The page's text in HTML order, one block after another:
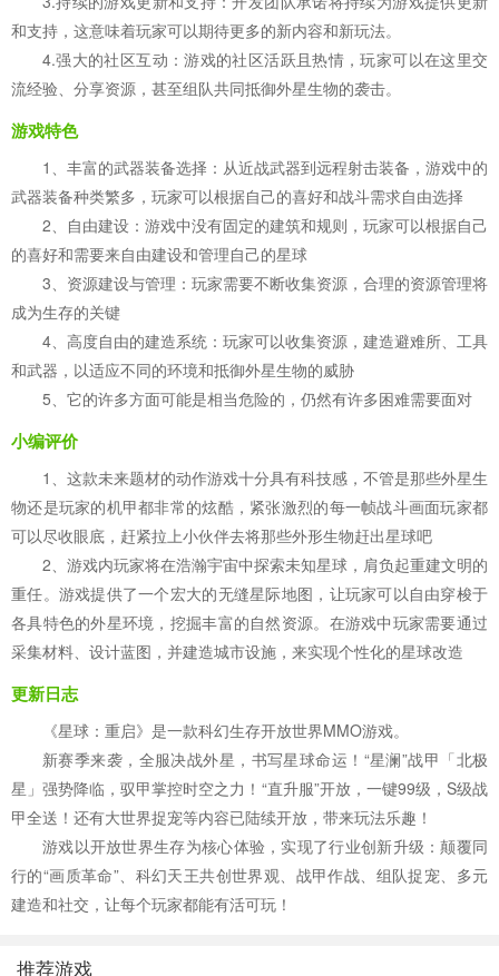
和支持，这意味着玩家可以期待更多的新内容和新玩法。
4.强大的社区互动：游戏的社区活跃且热情，玩家可以在这里交
流经验、分享资源，甚至组队共同抵御外星生物的袭击。
游戏特色
1、丰富的武器装备选择：从近战武器到远程射击装备，游戏中的
武器装备种类繁多，玩家可以根据自己的喜好和战斗需求自由选择
2、自由建设：游戏中没有固定的建筑和规则，玩家可以根据自己
的喜好和需要来自由建设和管理自己的星球
3、资源建设与管理：玩家需要不断收集资源，合理的资源管理将
成为生存的关键
4、高度自由的建造系统：玩家可以收集资源，建造避难所、工具
和武器，以适应不同的环境和抵御外星生物的威胁
5、它的许多方面可能是相当危险的，仍然有许多困难需要面对
小编评价
1、这款未来题材的动作游戏十分具有科技感，不管是那些外星生
物还是玩家的机甲都非常的炫酷，紧张激烈的每一帧战斗画面玩家都
可以尽收眼底，赶紧拉上小伙伴去将那些外形生物赶出星球吧
2、游戏内玩家将在浩瀚宇宙中探索未知星球，肩负起重建文明的
重任。游戏提供了一个宏大的无缝星际地图，让玩家可以自由穿梭于
各具特色的外星环境，挖掘丰富的自然资源。在游戏中玩家需要通过
采集材料、设计蓝图，并建造城市设施，来实现个性化的星球改造
更新日志
《星球：重启》是一款科幻生存开放世界MMO游戏。
新赛季来袭，全服决战外星，书写星球命运！“星澜”战甲「北极
星」强势降临，驭甲掌控时空之力！“直升服”开放，一键99级，S级战
甲全送！还有大世界捉宠等内容已陆续开放，带来玩法乐趣！
游戏以开放世界生存为核心体验，实现了行业创新升级：颠覆同
行的“画质革命”、科幻天王共创世界观、战甲作战、组队捉宠、多元
建造和社交，让每个玩家都能有活可玩！
推荐游戏